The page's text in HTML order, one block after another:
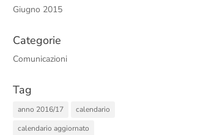
Giugno 2015
Categorie
Comunicazioni
Tag
anno 2016/17
calendario
calendario aggiornato